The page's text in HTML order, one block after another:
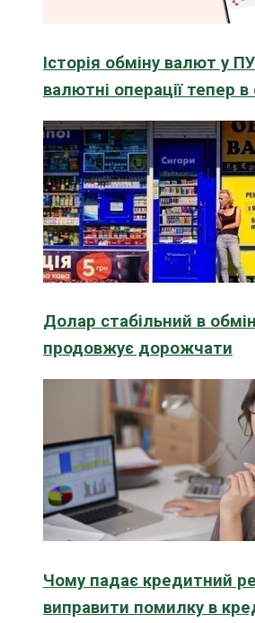
Історія обміну валют у
валютні операції тепер
Долар стабільний в
продовжує дорожчати
Чому падає кредитний
виправити помилку в